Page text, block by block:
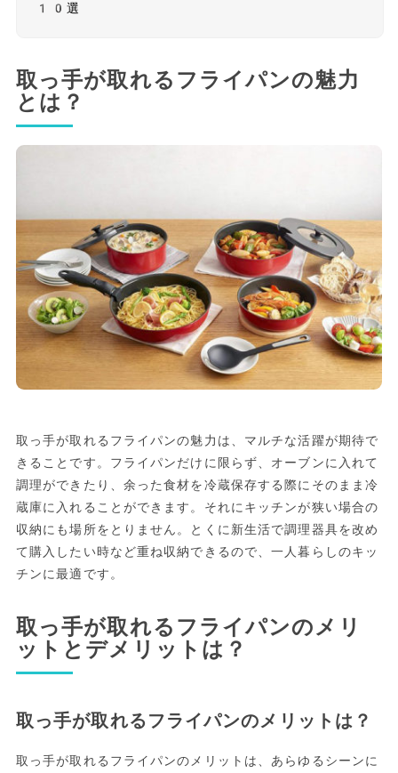
10選
取っ手が取れるフライパンの魅力
とは？
取っ手が取れるフライパンの魅力は、マルチな活躍が期待で
きることです。フライパンだけに限らず、オーブンに入れて
調理ができたり、余った食材を冷蔵保存する際にそのまま冷
蔵庫に入れることができます。それにキッチンが狭い場合の
収納にも場所をとりません。とくに新生活で調理器具を改め
て購入したい時など重ね収納できるので、一人暮らしのキッ
チンに最適です。
取っ手が取れるフライパンのメリ
ットとデメリットは？
取っ手が取れるフライパンのメリットは？
取っ手が取れるフライパンのメリットは、あらゆるシーンに